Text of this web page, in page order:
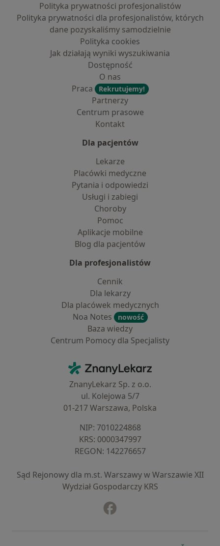
Polityka prywatności profesjonalistów
Polityka prywatności dla profesjonalistów, których
dane pozyskaliśmy samodzielnie
Polityka cookies
Jak działają wyniki wyszukiwania
Dostępność
O nas
Praca
Rekrutujemy!
Partnerzy
Centrum prasowe
Kontakt
Dla pacjentów
Lekarze
Placówki medyczne
Pytania i odpowiedzi
Usługi i zabiegi
Choroby
Pomoc
Aplikacje mobilne
Blog dla pacjentów
Dla profesjonalistów
Cennik
Dla lekarzy
Dla placówek medycznych
Noa Notes
nowość
Baza wiedzy
Centrum Pomocy dla Specjalisty
ZnanyLekarz - Strona główna
ZnanyLekarz Sp. z o.o.
ul. Kolejowa 5/7
01-217 Warszawa, Polska
NIP: ⁠7010224868
KRS: ⁠0000347997
REGON: ⁠142276657
Sąd Rejonowy dla m.st. Warszawy w Warszawie XII
Wydział Gospodarczy KRS